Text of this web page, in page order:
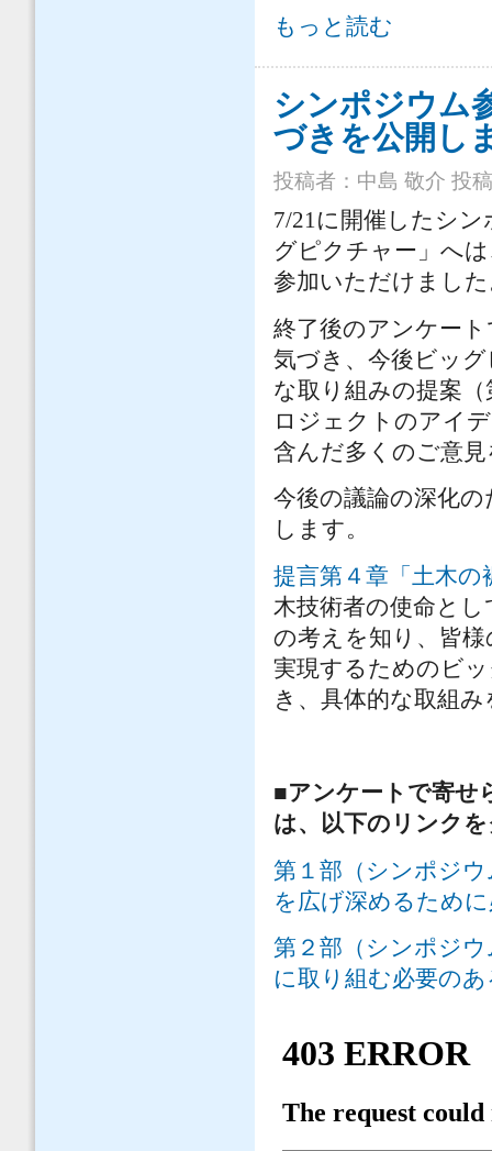
提言『Beyondコロナの日本創生と
用動画を作成しました について
もっと読む
シンポジウム
づきを公開し
投稿者： 中島 敬介 投
7/21に開催したシ
グピクチャー」へ
参加いただけまし
終了後のアンケー
気づき、今後ビッ
な取り組みの提案
ロジェクトのアイ
含んだ多くのご意
今後の議論の深化
します。
提言第４章「土木の
木技術者の使命と
の考えを知り、皆
実現するためのビ
き、具体的な取組
■アンケートで寄せ
は、以下のリンク
第１部（シンポジ
を広げ深めるため
第２部（シンポジ
に取り組む必要の